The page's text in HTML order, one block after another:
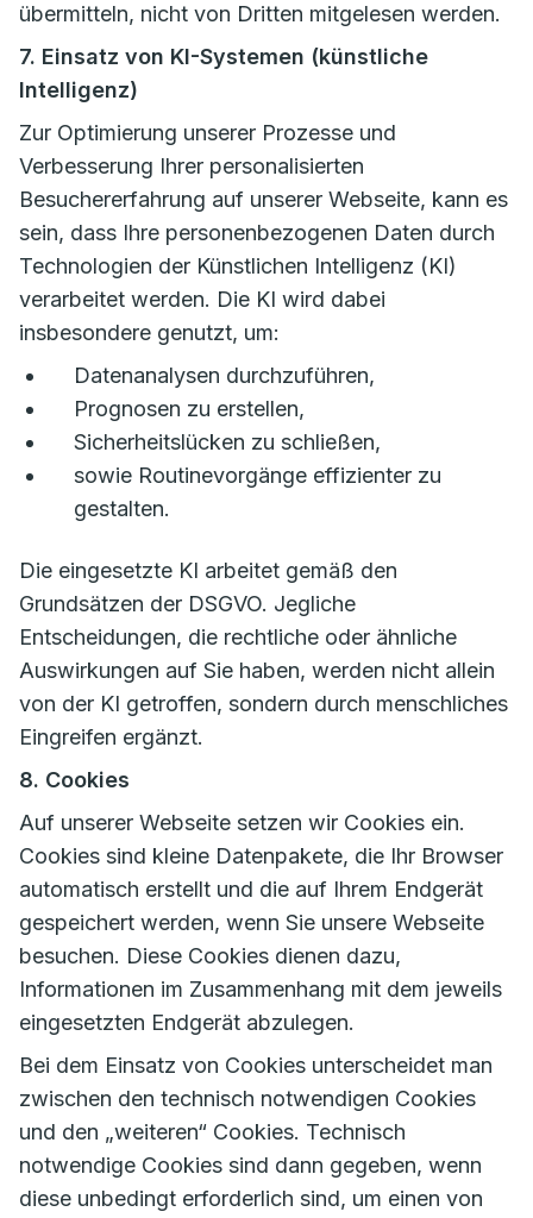
übermitteln, nicht von Dritten mitgelesen werden.
7. Einsatz von KI-Systemen (künstliche
Intelligenz)
Zur Optimierung unserer Prozesse und
Verbesserung Ihrer personalisierten
Besuchererfahrung auf unserer Webseite, kann es
sein, dass Ihre personenbezogenen Daten durch
Technologien der Künstlichen Intelligenz (KI)
verarbeitet werden. Die KI wird dabei
insbesondere genutzt, um:
Datenanalysen durchzuführen,
Prognosen zu erstellen,
Sicherheitslücken zu schließen,
sowie Routinevorgänge effizienter zu
gestalten.
Die eingesetzte KI arbeitet gemäß den
Grundsätzen der DSGVO. Jegliche
Entscheidungen, die rechtliche oder ähnliche
Auswirkungen auf Sie haben, werden nicht allein
von der KI getroffen, sondern durch menschliches
Eingreifen ergänzt.
8. Cookies
Auf unserer Webseite setzen wir Cookies ein.
Cookies sind kleine Datenpakete, die Ihr Browser
automatisch erstellt und die auf Ihrem Endgerät
gespeichert werden, wenn Sie unsere Webseite
besuchen. Diese Cookies dienen dazu,
Informationen im Zusammenhang mit dem jeweils
eingesetzten Endgerät abzulegen.
Bei dem Einsatz von Cookies unterscheidet man
zwischen den technisch notwendigen Cookies
und den „weiteren“ Cookies. Technisch
notwendige Cookies sind dann gegeben, wenn
diese unbedingt erforderlich sind, um einen von